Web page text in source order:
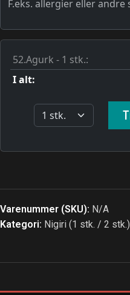
Varenummer (SKU): N/A
Kategori: Nigiri (1 stk. / 2 stk.)